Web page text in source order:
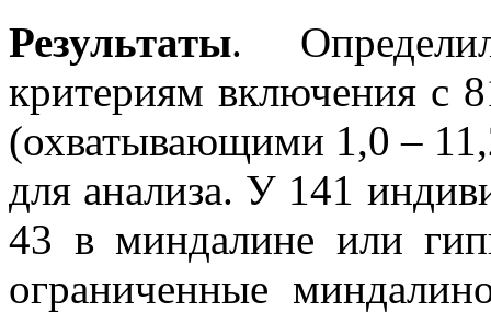
Результаты.
критериям включения с
(охватывающими 1,0 –
для анализа. У 141
43 в миндалине или
ограниченные